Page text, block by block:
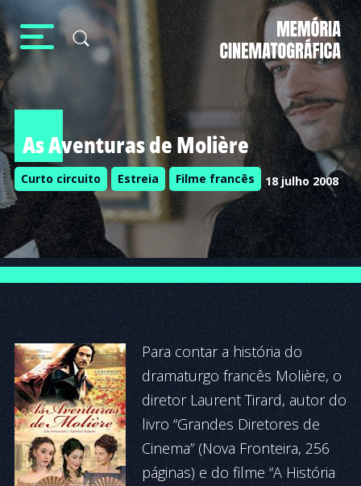
As Aventuras de Molière
Curto circuito Estreia Filme francês 18 julho 2008
Para contar a história do
dramaturgo francês Molière, o
diretor Laurent Tirard, autor do
livro “Grandes Diretores de
Cinema” (Nova Fronteira, 256
páginas) e do filme “A História